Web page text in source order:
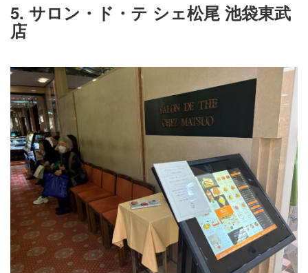
5. サロン・ド・テ シェ松尾 池袋東武
店